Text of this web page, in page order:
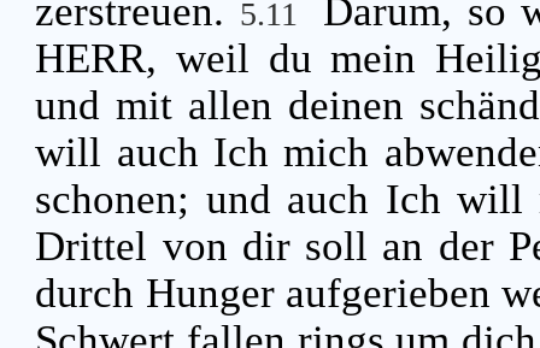
zerstreuen. 5.11
Darum, so
HERR, weil du mein
und mit allen deinen
will auch Ich mich
schonen; und auch Ich
Drittel von dir soll an der
durch Hunger aufgerieben